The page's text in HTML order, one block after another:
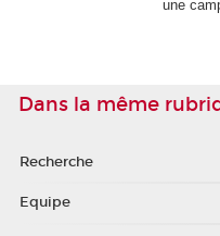
une
Dans la même
Recherche
Equipe